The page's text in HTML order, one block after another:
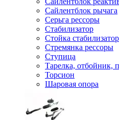
Сайлентблок рычага
Серьга рессоры
Стабилизатор
Стойка
Стремянка рессоры
Ступица
Тарелка, отбойник,
Торсион
Шаровая опора